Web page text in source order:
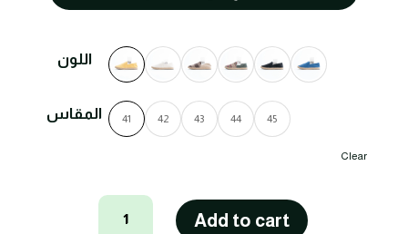
اللون
المقاس 41 42 43 44 45
Clear
حذاء
سليب
Add to cart